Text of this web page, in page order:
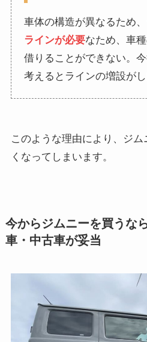
車体の構造が異なるため、
ラインが必要なため、車
借りることができない。
考えると ラインの増設が
このような理由により、ジ
くなってしまいます。
今からジムニーを買うな
車・中古車が妥当